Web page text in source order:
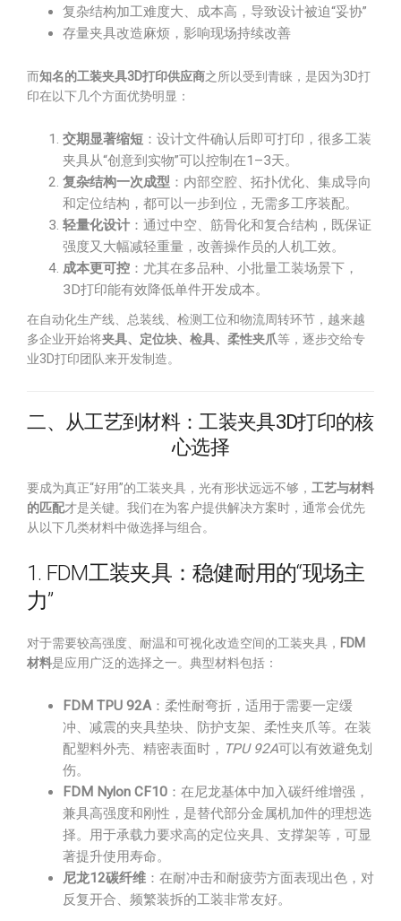
复杂结构加工难度大、成本高，导致设计被迫“妥协”
存量夹具改造麻烦，影响现场持续改善
而知名的工装夹具3D打印供应商之所以受到青睐，是因为3D打
印在以下几个方面优势明显：
交期显著缩短 ：设计文件确认后即可打印，很多工装
夹具从“创意到实物”可以控制在1–3天。
复杂结构一次成型 ：内部空腔、拓扑优化、集成导向
和定位结构，都可以一步到位，无需多工序装配。
轻量化设计 ：通过中空、筋骨化和复合结构，既保证
强度又大幅减轻重量，改善操作员的人机工效。
成本更可控 ：尤其在多品种、小批量工装场景下，
3D打印能有效降低单件开发成本。
在自动化生产线、总装线、检测工位和物流周转环节，越来越
多企业开始将夹具、定位块、检具、柔性夹爪等，逐步交给专
业3D打印团队来开发制造。
二、从工艺到材料：工装夹具3D打印的核
心选择
要成为真正“好用”的工装夹具，光有形状远远不够， 工艺与材料
的匹配才是关键。我们在为客户提供解决方案时，通常会优先
从以下几类材料中做选择与组合。
1. FDM工装夹具：稳健耐用的“现场主
力”
对于需要较高强度、耐温和可视化改造空间的工装夹具， FDM
材料是应用广泛的选择之一。典型材料包括：
FDM TPU 92A：柔性耐弯折，适用于需要一定缓
冲、减震的夹具垫块、防护支架、柔性夹爪等。在装
配塑料外壳、精密表面时， TPU 92A可以有效避免划
伤。
FDM Nylon CF10 ：在尼龙基体中加入碳纤维增强，
兼具高强度和刚性，是替代部分金属机加件的理想选
择。用于承载力要求高的定位夹具、支撑架等，可显
著提升使用寿命。
尼龙12碳纤维 ：在耐冲击和耐疲劳方面表现出色，对
反复开合、频繁装拆的工装非常友好。